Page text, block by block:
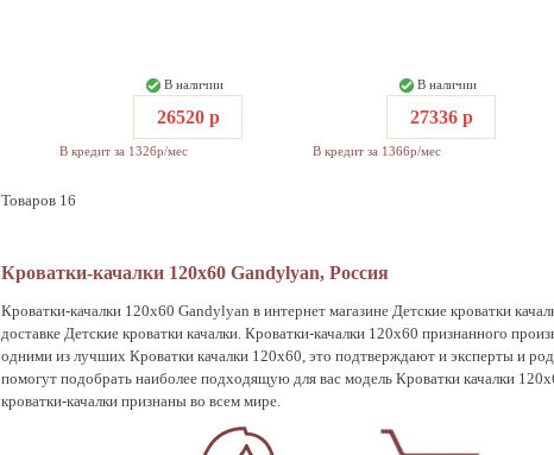
В наличии
26520 р
В кредит за 1326р/мес
В наличии
27336 р
В кредит за 1366р/мес
Товаров 16
Кроватки-качалки 120х60 Gandylyan, Россия
Кроватки-качалки 120х60 Gandylyan в интернет магазине Детские кроватки
доставке Детские кроватки качалки. Кроватки-качалки 120х60 признанного
одними из лучших Кроватки качалки 120х60, это подтверждают и эксперты и
помогут подобрать наиболее подходящую для вас модель Кроватки качалки
кроватки-качалки признаны во всем мире.